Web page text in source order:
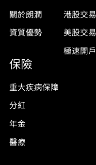
關於朗潤
資質優勢
港股交易
美股交易
極速開戶
保險
重大疾病保障
分紅
年金
醫療